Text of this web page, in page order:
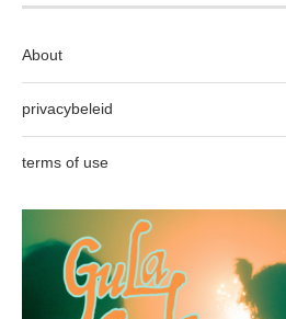
About
privacybeleid
terms of use